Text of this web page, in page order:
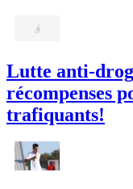
Lutte anti-
récompenses
trafiquants!